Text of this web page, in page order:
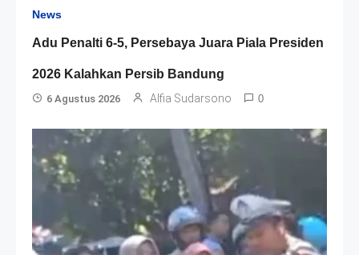
News
Adu Penalti 6-5, Persebaya Juara Piala Presiden
2026 Kalahkan Persib Bandung
6 Agustus 2026 Alfia Sudarsono 0